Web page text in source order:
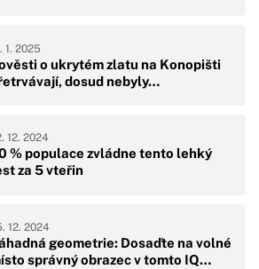
o ukrytém zlatu na Konopišti
dosud nebyly…
1. 2025
% populace zvládne tento lehký
za 5 vteřin
12. 2024
geometrie: Dosaďte na volné
správný obrazec v tomto IQ…
12. 2024